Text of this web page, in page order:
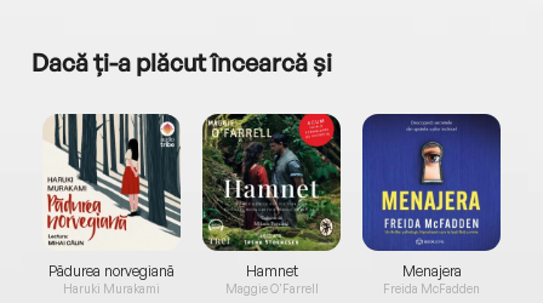
Dacă ți-a plăcut încearcă și
Pădurea norvegiană
Haruki Murakami
Hamnet
Maggie O'Farrell
Menajera
Freida McFadden